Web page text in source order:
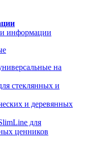
информации
на
стеклянных и
и деревянных
для
ценников